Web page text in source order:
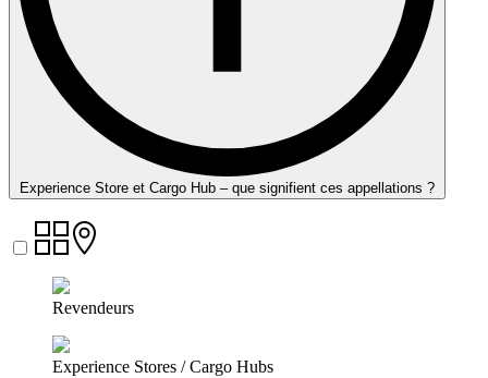
Experience Store et Cargo Hub – que signifient ces appellations ?
Revendeurs
Experience Stores / Cargo Hubs